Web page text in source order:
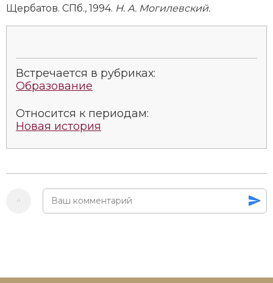
Щербатов. СПб., 1994. Н. А. Могилевский.
Встречается в рубриках:
Образование
Относится к периодам:
Новая история